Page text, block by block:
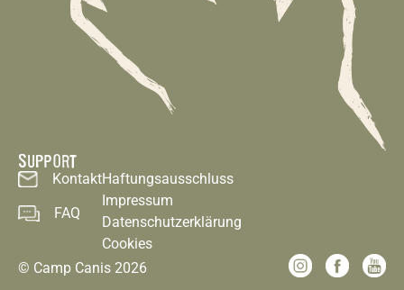
SUPPORT
Kontakt
FAQ
Haftungsausschluss
Impressum
Datenschutzerklärung
Cookies
© Camp Canis 2026